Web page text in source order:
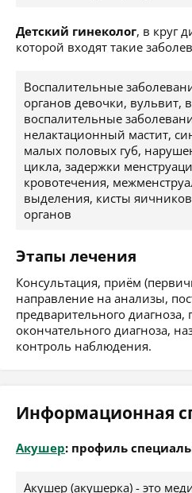
Детский гинеколог, в круг
которой входят такие
Воспалительные
органов девочки, вульвит,
воспалительные
нелактационный мастит,
малых половых губ,
цикла, задержки
кровотечения,
выделения, кисты
органов
Этапы лечения
Консультация, приём
направление на анализы,
предварительного диагноза,
окончательного диагноза,
контроль наблюдения.
Информационная
Акушер: профиль
Акушер (акушерка) - это